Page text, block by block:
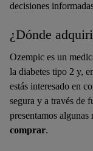
decisiones
¿Dónde
Ozempic es un
la diabetes tipo 2 y,
estás interesado en
segura y a través de
presentamos algunas
comprar.